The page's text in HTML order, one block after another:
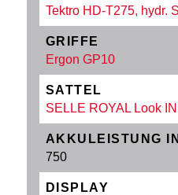
Tektro HD-T275, hydr.
GRIFFE
Ergon GP10
SATTEL
SELLE ROYAL Look
AKKULEISTUNG
750
DISPLAY